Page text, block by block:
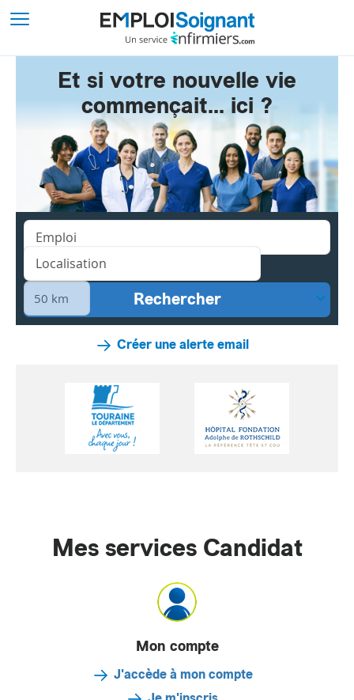
Et si votre nouvelle vie
commençait... ici ?
Créer une alerte email
Mes services Candidat
Mon compte
J'accède à mon compte